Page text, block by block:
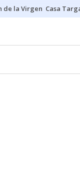
de la Virgen Casa